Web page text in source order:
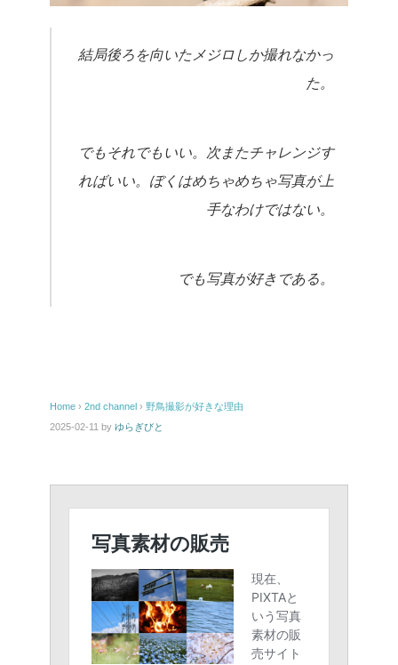
結局後ろを向いたメジロしか撮れなかっ
た。
でもそれでもいい。次またチャレ ンジす
ればいい。ぼくはめちゃめちゃ写真が上
手なわけではない。
でも写真が好きである。
Home › 2nd channel › 野鳥撮影が好きな理由
2025-02-11 by ゆらぎびと